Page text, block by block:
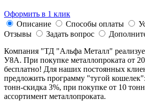
Оформить в 1 клик
Описание
Способы оплаты
Отзывы
Задать вопрос
Компания "ТД "Альфа Металл"
У8А. При покупке металлопроката от 20
бесплатно! Для наших постоянных
предложить программу "тугой
тонн-скидка 3%, при покупке от 10
ассортимент металлопроката.